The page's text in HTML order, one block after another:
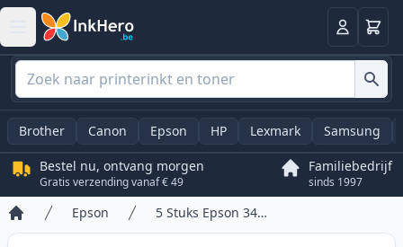
Log in
Brother Canon Epson HP Lexmark Samsung
Bestel nu, ontvang morgen
Gratis verzending vanaf € 49
Familiebedrijf
sinds 1997
Home
Epson 5 Stuks Epson 34XL Inktcartridges Hoge Capaciteit (Ink Hero Huismerk)